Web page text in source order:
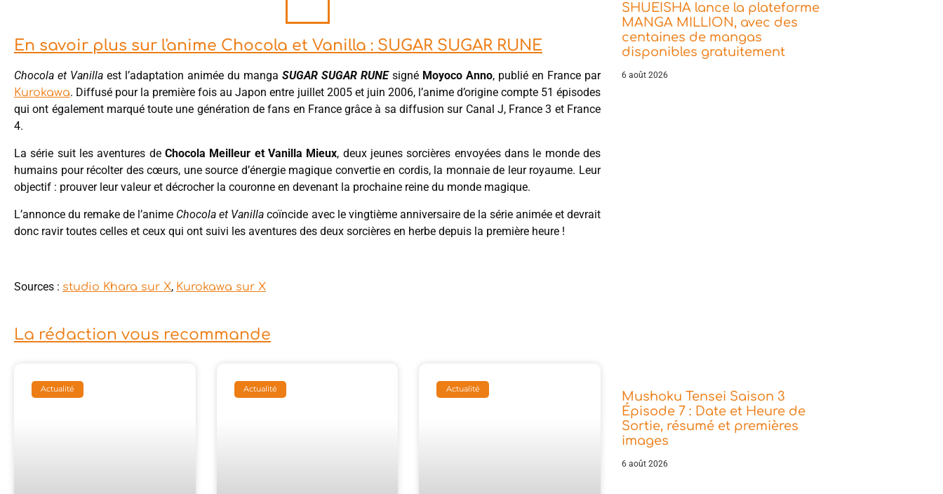
En savoir plus sur l'anime Chocola et Vanilla : SUGAR SUGAR RUNE
Chocola et Vanilla est l’adaptation animée du manga SUGAR SUGAR RUNEsigné Moyoco Anno, publié en France par
Kurokawa. Diffusé pour la première fois au Japon entre juillet 2005 et juin 2006, l’anime d’origine compte 51 épisodes
qui ont également marqué toute une génération de fans en France grâce à sa diffusion sur Canal J, France 3 et France
4.
La série suit les aventures de Chocola Meilleur et Vanilla Mieux, deux jeunes sorcières envoyées dans le monde des
humains pour récolter des cœurs, une source d’énergie magique convertie en cordis, la monnaie de leur royaume. Leur
objectif : prouver leur valeur et décrocher la couronne en devenant la prochaine reine du monde magique.
L’annonce du remake de l’anime Chocola et Vanilla coïncide avec le vingtième anniversaire de la série animée et devrait
donc ravir toutes celles et ceux qui ont suivi les aventures des deux sorcières en herbe depuis la première heure !
Sources : studio Khara sur X, Kurokawa sur X
La rédaction vous recommande
Actualité Actualité Actualité
SHUEISHA lance la plateforme
MANGA MILLION, avec des
centaines de mangas
disponibles gratuitement
6 août 2026
Mushoku Tensei Saison 3
Épisode 7 : Date et Heure de
Sortie, résumé et premières
images
6 août 2026